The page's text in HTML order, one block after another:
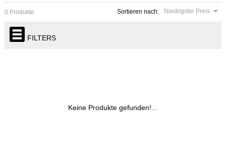
Sortieren nach: Niedrigster Preis
0 Produkte
FILTERS
Keine Produkte gefunden!...